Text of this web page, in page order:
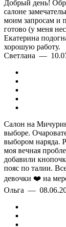
Добрый день!
салоне
моим запросам и
готово (у меня
Екатерина
хорошую работу.
Светлана —
Салон на
выборе.
выбором наряда.
моя вечная
добавили
пояс по талии.
девочки ❤️ на
Ольга —